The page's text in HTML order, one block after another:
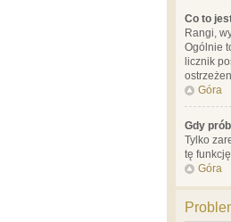
Co to
Rangi,
Ogólnie
licznik
Góra
Gdy
Tylko
tę
Góra